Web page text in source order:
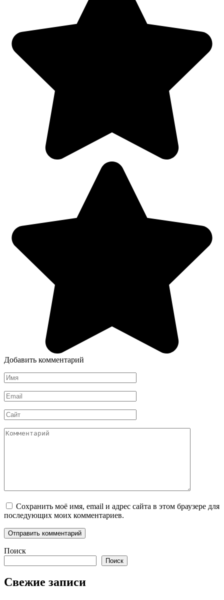
Добавить комментарий
Имя
*
Email
*
Сайт
Комментарий
Сохранить моё имя, email и адрес сайта в этом браузере для
последующих моих комментариев.
Поиск
Поиск
Свежие записи